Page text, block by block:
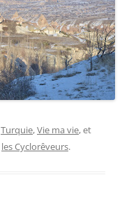
Turquie,Vie ma vie, et
les Cyclorêveurs.